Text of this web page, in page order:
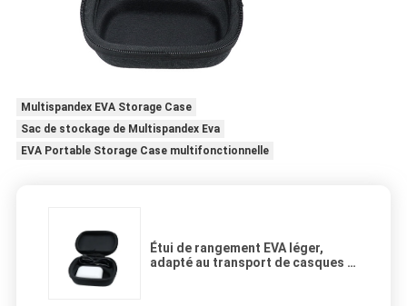
Multispandex EVA Storage Case
Sac de stockage de Multispandex Eva
EVA Portable Storage Case multifonctionnelle
Étui de rangement EVA léger,
adapté au transport de casques à